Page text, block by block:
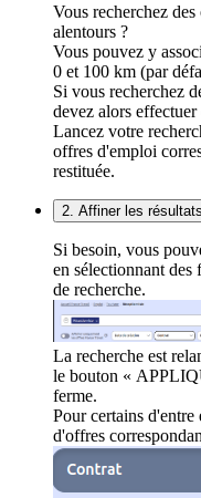
Vous recherchez
alentours ?
Vous pouvez y
0 et 100 km (par
Si vous recherchez
devez alors effectuer
Lancez votre
offres d'emploi
restituée.
2. Affiner les
Si besoin, vous
en sélectionnant des
de recherche.
La recherche est
le bouton «
ferme.
Pour certains
d'offres